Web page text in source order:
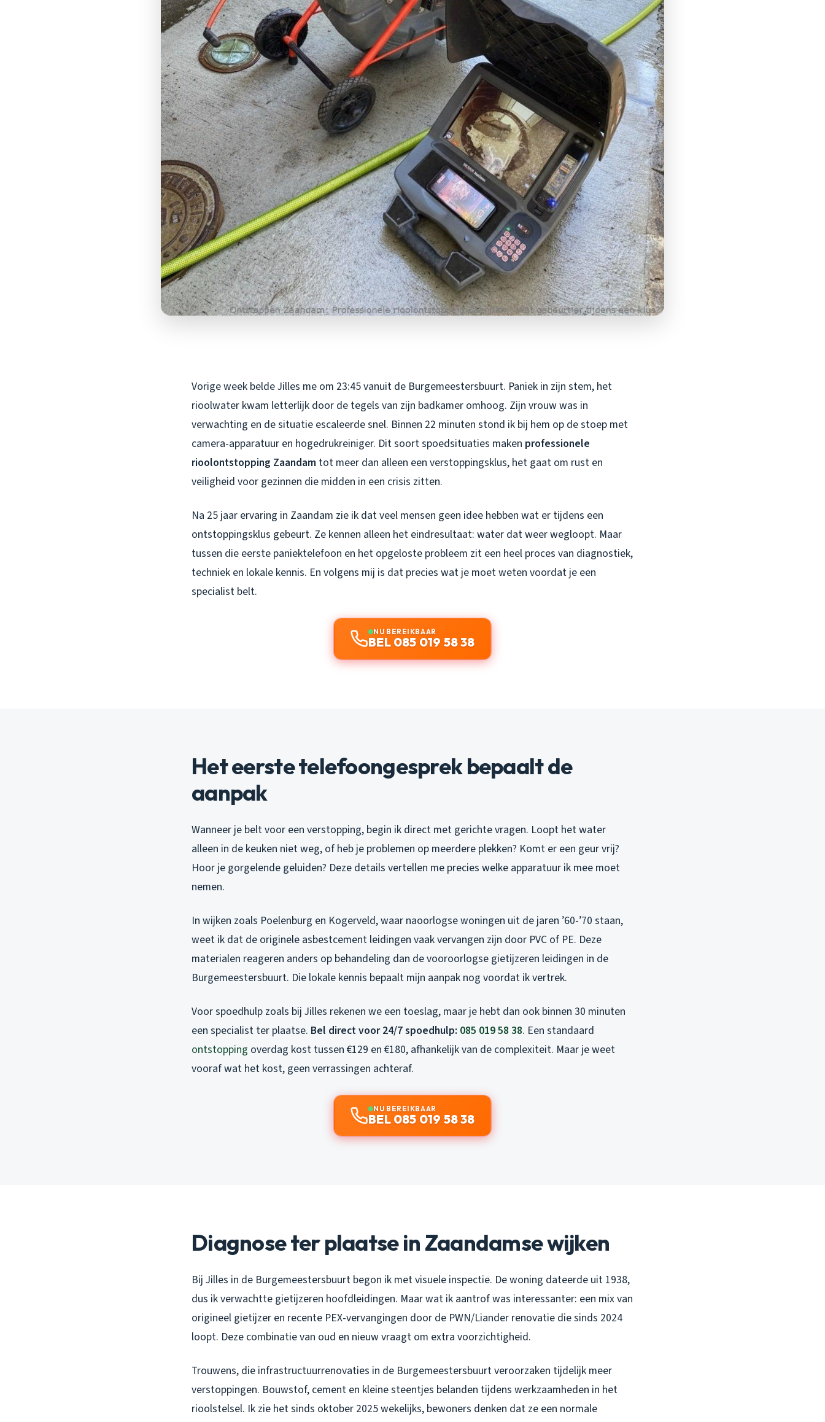
Vorige week belde Jilles me om 23:45 vanuit de Burgemeestersbuurt. Paniek in zijn stem, het
rioolwater kwam letterlijk door de tegels van zijn badkamer omhoog. Zijn vrouw was in
verwachting en de situatie escaleerde snel. Binnen 22 minuten stond ik bij hem op de stoep met
camera-apparatuur en hogedrukreiniger. Dit soort spoedsituaties maken professionele
rioolontstopping Zaandam tot meer dan alleen een verstoppingsklus, het gaat om rust en
veiligheid voor gezinnen die midden in een crisis zitten.
Na 25 jaar ervaring in Zaandam zie ik dat veel mensen geen idee hebben wat er tijdens een
ontstoppingsklus gebeurt. Ze kennen alleen het eindresultaat: water dat weer wegloopt. Maar
tussen die eerste paniektelefoon en het opgeloste probleem zit een heel proces van diagnostiek,
techniek en lokale kennis. En volgens mij is dat precies wat je moet weten voordat je een
specialist belt.
NU BEREIKBAAR
BEL 085 019 58 38
Het eerste telefoongesprek bepaalt de
aanpak
Wanneer je belt voor een verstopping, begin ik direct met gerichte vragen. Loopt het water
alleen in de keuken niet weg, of heb je problemen op meerdere plekken? Komt er een geur vrij?
Hoor je gorgelende geluiden? Deze details vertellen me precies welke apparatuur ik mee moet
nemen.
In wijken zoals Poelenburg en Kogerveld, waar naoorlogse woningen uit de jaren ’60-’70 staan,
weet ik dat de originele asbestcement leidingen vaak vervangen zijn door PVC of PE. Deze
materialen reageren anders op behandeling dan de vooroorlogse gietijzeren leidingen in de
Burgemeestersbuurt. Die lokale kennis bepaalt mijn aanpak nog voordat ik vertrek.
Voor spoedhulp zoals bij Jilles rekenen we een toeslag, maar je hebt dan ook binnen 30 minuten
een specialist ter plaatse. Bel direct voor 24/7 spoedhulp: 085 019 58 38. Een standaard
ontstopping overdag kost tussen €129 en €180, afhankelijk van de complexiteit. Maar je weet
vooraf wat het kost, geen verrassingen achteraf.
NU BEREIKBAAR
BEL 085 019 58 38
Diagnose ter plaatse in Zaandamse wijken
Bij Jilles in de Burgemeestersbuurt begon ik met visuele inspectie. De woning dateerde uit 1938,
dus ik verwachtte gietijzeren hoofdleidingen. Maar wat ik aantrof was interessanter: een mix van
origineel gietijzer en recente PEX-vervangingen door de PWN/Liander renovatie die sinds 2024
loopt. Deze combinatie van oud en nieuw vraagt om extra voorzichtigheid.
Trouwens, die infrastructuurrenovaties in de Burgemeestersbuurt veroorzaken tijdelijk meer
verstoppingen. Bouwstof, cement en kleine steentjes belanden tijdens werkzaamheden in het
rioolstelsel. Ik zie het sinds oktober 2025 wekelijks, bewoners denken dat ze een normale